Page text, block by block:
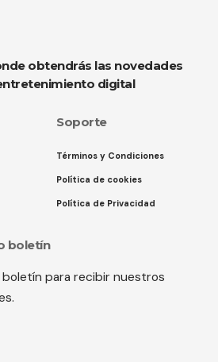
digital
Soporte
Términos y Condiciones
Política de cookies
Política de Privacidad
boletín
para recibir nuestros